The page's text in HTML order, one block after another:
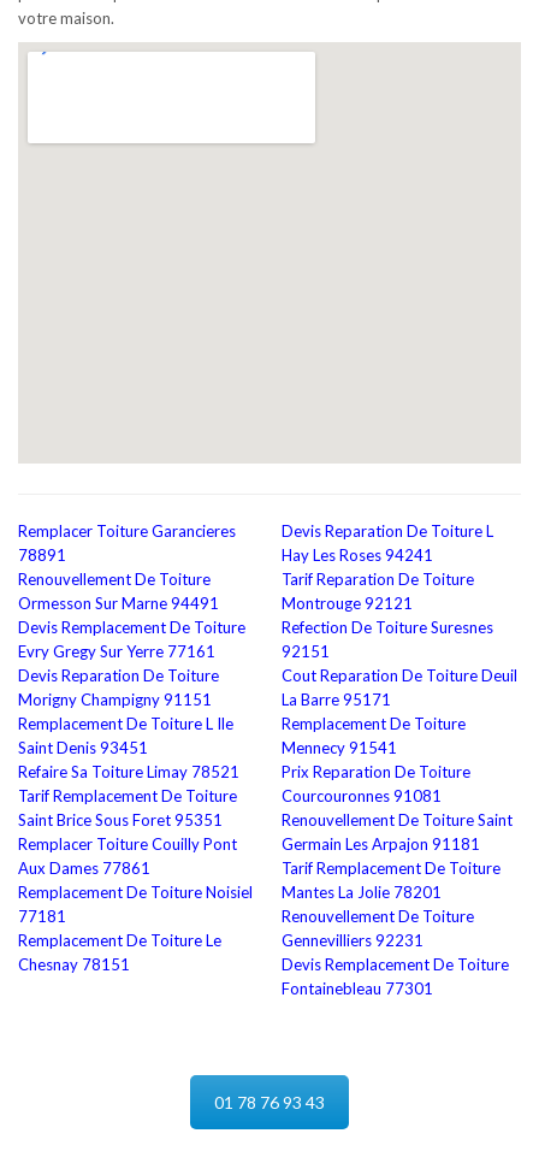
votre maison.
Remplacer Toiture Garancieres
78891
Renouvellement De Toiture
Ormesson Sur Marne 94491
Devis Remplacement De Toiture
Evry Gregy Sur Yerre 77161
Devis Reparation De Toiture
Morigny Champigny 91151
Remplacement De Toiture L Ile
Saint Denis 93451
Refaire Sa Toiture Limay 78521
Tarif Remplacement De Toiture
Saint Brice Sous Foret 95351
Remplacer Toiture Couilly Pont
Aux Dames 77861
Remplacement De Toiture Noisiel
77181
Remplacement De Toiture Le
Chesnay 78151
Devis Reparation De Toiture L
Hay Les Roses 94241
Tarif Reparation De Toiture
Montrouge 92121
Refection De Toiture Suresnes
92151
Cout Reparation De Toiture Deuil
La Barre 95171
Remplacement De Toiture
Mennecy 91541
Prix Reparation De Toiture
Courcouronnes 91081
Renouvellement De Toiture Saint
Germain Les Arpajon 91181
Tarif Remplacement De Toiture
Mantes La Jolie 78201
Renouvellement De Toiture
Gennevilliers 92231
Devis Remplacement De Toiture
Fontainebleau 77301
01 78 76 93 43